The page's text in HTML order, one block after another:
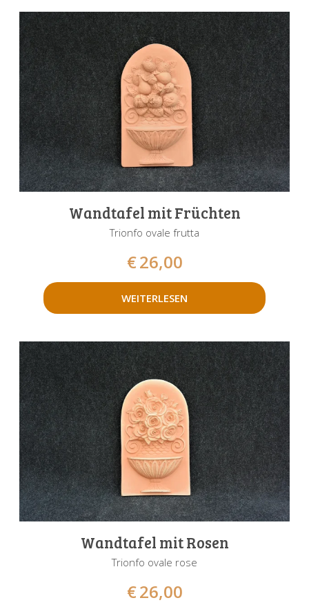
Wandtafel mit Früchten
Trionfo ovale frutta
€26,00
WEITERLESEN
Wandtafel mit Rosen
Trionfo ovale rose
€26,00